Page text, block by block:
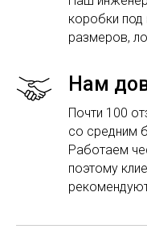
коробки
размеров,
Нам
Почти 100
со средним
Работаем
поэтому